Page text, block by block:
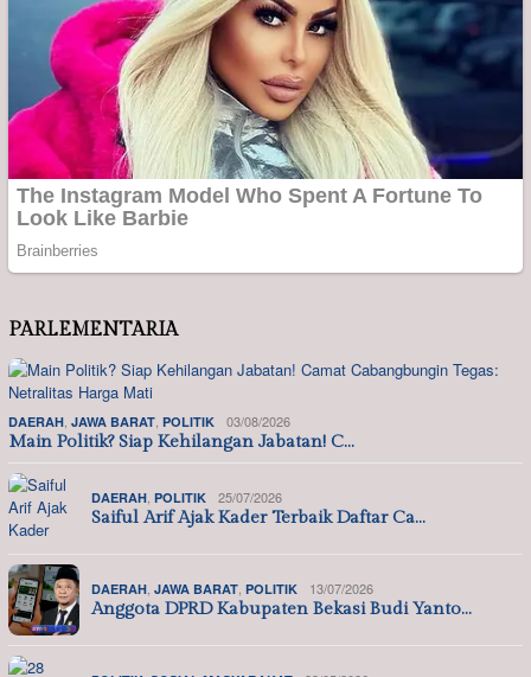
PARLEMENTARIA
DAERAH, JAWA BARAT, POLITIK 03/08/2026
Main Politik? Siap Kehilangan Jabatan! C…
DAERAH, POLITIK 25/07/2026
Saiful Arif Ajak Kader Terbaik Daftar Ca…
DAERAH, JAWA BARAT, POLITIK 13/07/2026
Anggota DPRD Kabupaten Bekasi Budi Yanto…